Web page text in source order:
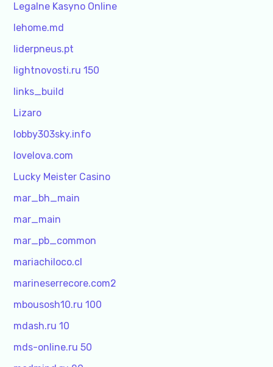
Legalne Kasyno Online
lehome.md
liderpneus.pt
lightnovosti.ru 150
links_build
Lizaro
lobby303sky.info
lovelova.com
Lucky Meister Casino
mar_bh_main
mar_main
mar_pb_common
mariachiloco.cl
marineserrecore.com2
mbousosh10.ru 100
mdash.ru 10
mds-online.ru 50